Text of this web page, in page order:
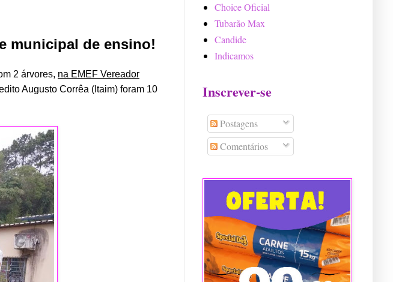
municipal de ensino!
2 árvores, na EMEF Vereador
Augusto Corrêa (Itaim) foram 10
Choice Oficial
Tubarão Max
Candide
Indicamos
Inscrever-se
Postagens
Comentários